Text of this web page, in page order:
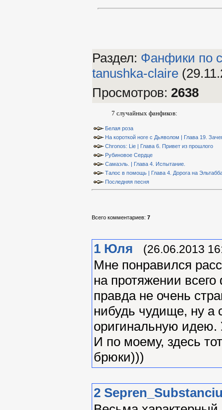
Раздел: Фанфики по
tanushka-claire
Просмотров: 2638
7 случайных фанфиков:
Белая роза
На короткой ноге с Дьяволом | Глава 19.
Chronos: Lie | Глава 6. Привет из прошлого
Рубиновое Сердце
Самаэль. | Глава 4. Испытание.
Талос в помощь | Глава 4. Дорога на
Последняя песня
Всего комментариев: 7
1 Юля (26.06.2013
Мне понравился
на протяжении
правда не очень
нибудь чудище, ну а
оригинальную идею.
И по моему, здесь
брюки)))
2